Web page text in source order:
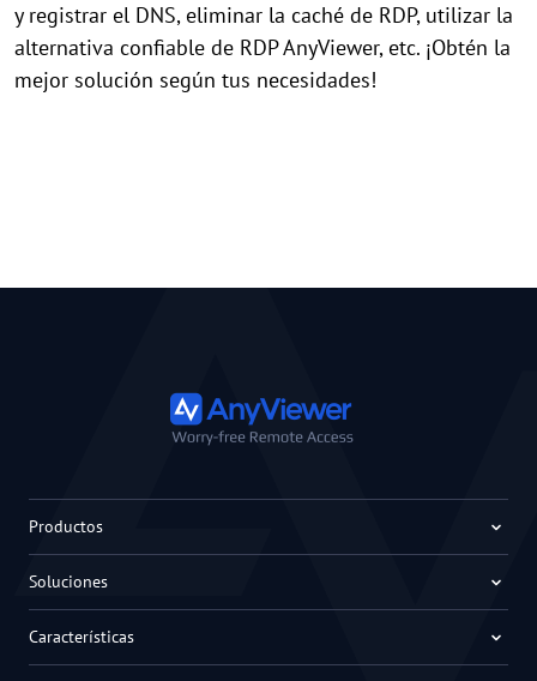
y registrar el DNS, eliminar la caché de RDP, utilizar la
alternativa confiable de RDP AnyViewer, etc. ¡Obtén la
mejor solución según tus necesidades!
Productos
Soluciones
Características